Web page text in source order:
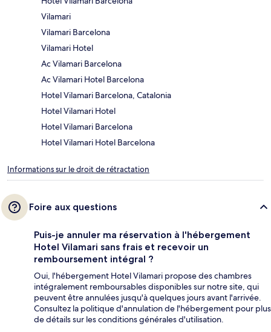
Vilamari
Vilamari Barcelona
Vilamari Hotel
Ac Vilamari Barcelona
Ac Vilamari Hotel Barcelona
Hotel Vilamari Barcelona, Catalonia
Hotel Vilamari Hotel
Hotel Vilamari Barcelona
Hotel Vilamari Hotel Barcelona
Informations sur le droit de rétractation
Foire aux questions
Puis-je annuler ma réservation à l'hébergement
Hotel Vilamari sans frais et recevoir un
remboursement intégral ?
Oui, l'hébergement Hotel Vilamari propose des chambres
intégralement remboursables disponibles sur notre site, qui
peuvent être annulées jusqu'à quelques jours avant l'arrivée.
Consultez la politique d'annulation de l'hébergement pour plus
de détails sur les conditions générales d'utilisation.